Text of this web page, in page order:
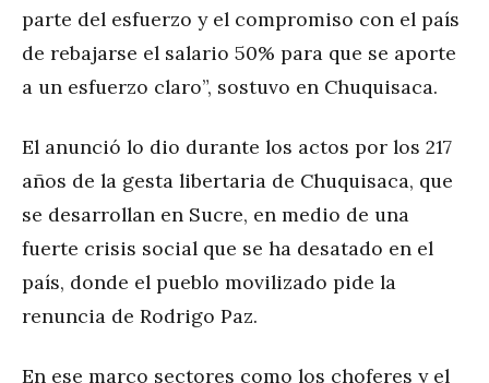
parte del esfuerzo y el compromiso con el país
de rebajarse el salario 50% para que se aporte
a un esfuerzo claro”, sostuvo en Chuquisaca.
El anunció lo dio durante los actos por los 217
años de la gesta libertaria de Chuquisaca, que
se desarrollan en Sucre, en medio de una
fuerte crisis social que se ha desatado en el
país, donde el pueblo movilizado pide la
renuncia de Rodrigo Paz.
En ese marco sectores como los choferes y el